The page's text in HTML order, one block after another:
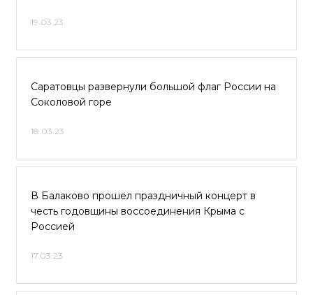
19.03.23
Саратовцы развернули большой флаг России на
Соколовой горе
18.03.23
В Балаково прошел праздничный концерт в
честь годовщины воссоединения Крыма с
Россией
17.03.23